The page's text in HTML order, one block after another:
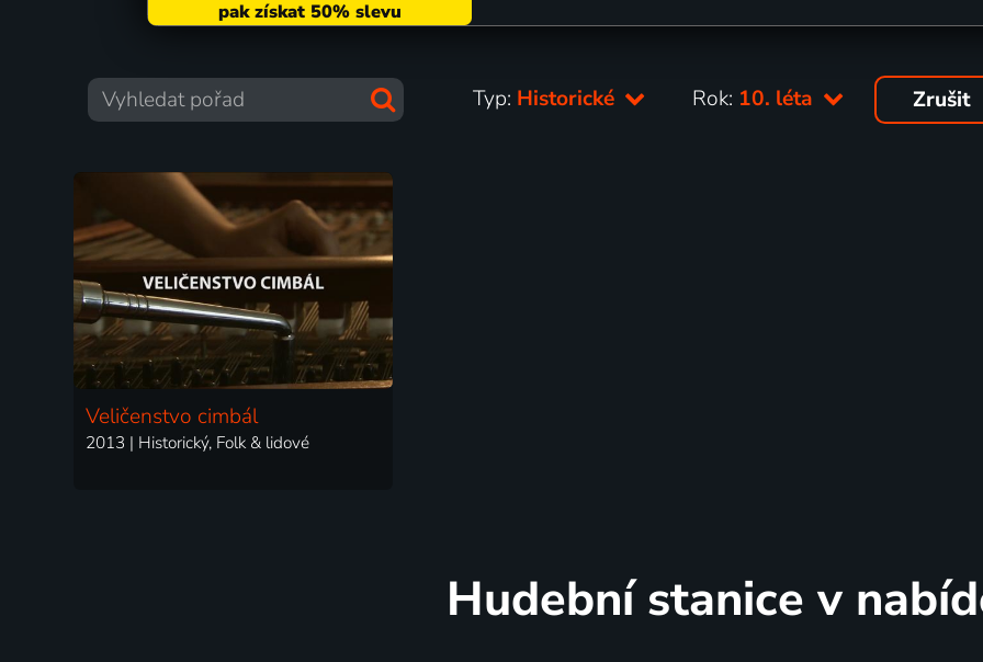
Typ: Historické Rok: 10. léta Zrušit
Veličenstvo cimbál
2013 | Historický, Folk & lidové
Hudební stanice v